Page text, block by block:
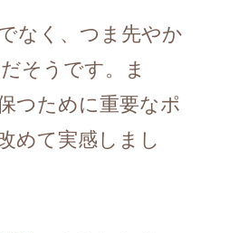
なく、つま先やか
そうです。ま
つために重要なポ
めて実感しまし